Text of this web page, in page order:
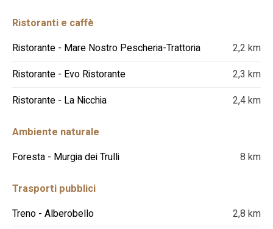
Ristoranti e caffè
Ristorante - Mare Nostro Pescheria-Trattoria
2,2 km
Ristorante - Evo Ristorante
2,3 km
Ristorante - La Nicchia
2,4 km
Ambiente naturale
Foresta - Murgia dei Trulli
8 km
Trasporti pubblici
Treno - Alberobello
2,8 km